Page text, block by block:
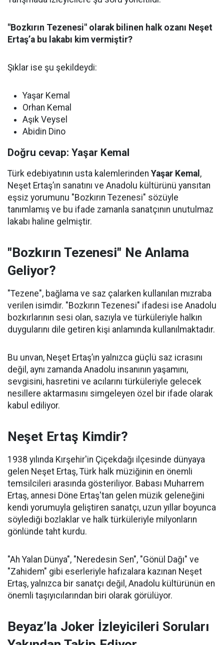
"Bozkırın Tezenesi" olarak bilinen halk ozanı Neşet
Ertaş’a bu lakabı kim vermiştir?
Şıklar ise şu şekildeydi:
Yaşar Kemal
Orhan Kemal
Aşık Veysel
Abidin Dino
Doğru cevap: Yaşar Kemal
Türk edebiyatının usta kalemlerinden Yaşar Kemal ,
Neşet Ertaş’ın sanatını ve Anadolu kültürünü yansıtan
eşsiz yorumunu "Bozkırın Tezenesi" sözüyle
tanımlamış ve bu ifade zamanla sanatçının unutulmaz
lakabı haline gelmiştir.
"Bozkırın Tezenesi" Ne Anlama
Geliyor?
"Tezene", bağlama ve saz çalarken kullanılan mızraba
verilen isimdir. "Bozkırın Tezenesi" ifadesi ise Anadolu
bozkırlarının sesi olan, sazıyla ve türküleriyle halkın
duygularını dile getiren kişi anlamında kullanılmaktadır.
Bu unvan, Neşet Ertaş’ın yalnızca güçlü saz icrasını
değil, aynı zamanda Anadolu insanının yaşamını,
sevgisini, hasretini ve acılarını türküleriyle gelecek
nesillere aktarmasını simgeleyen özel bir ifade olarak
kabul ediliyor.
Neşet Ertaş Kimdir?
1938 yılında Kırşehir'in Çiçekdağı ilçesinde dünyaya
gelen Neşet Ertaş, Türk halk müziğinin en önemli
temsilcileri arasında gösteriliyor. Babası Muharrem
Ertaş, annesi Döne Ertaş'tan gelen müzik geleneğini
kendi yorumuyla geliştiren sanatçı, uzun yıllar boyunca
söylediği bozlaklar ve halk türküleriyle milyonların
gönlünde taht kurdu.
"Ah Yalan Dünya", "Neredesin Sen", "Gönül Dağı" ve
"Zahidem" gibi eserleriyle hafızalara kazınan Neşet
Ertaş, yalnızca bir sanatçı değil, Anadolu kültürünün en
önemli taşıyıcılarından biri olarak görülüyor.
Beyaz’la Joker İzleyicileri Soruları